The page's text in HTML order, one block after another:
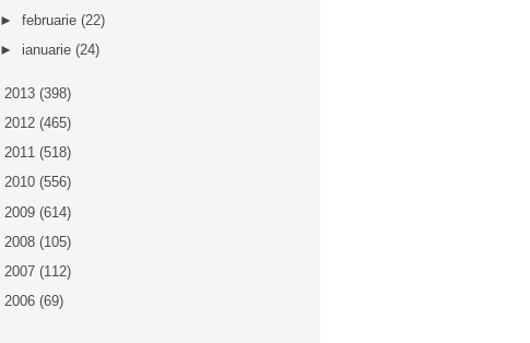
► februarie (22)
► ianuarie (24)
2013 (398)
2012 (465)
2011 (518)
2010 (556)
2009 (614)
2008 (105)
2007 (112)
2006 (69)